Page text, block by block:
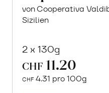
von Cooperativa
Sizilien
2 x 130g
CHF 11.20
CHF 4.31 pro 100g